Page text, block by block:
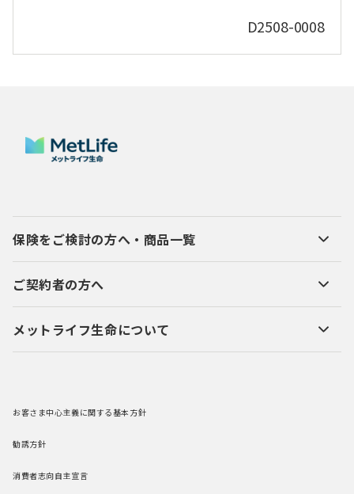
D2508-0008
保険をご検討の方へ・商品一覧
ご契約者の方へ
メットライフ生命について
お客さま中心主義に関する基本方針
勧誘方針
消費者志向自主宣言